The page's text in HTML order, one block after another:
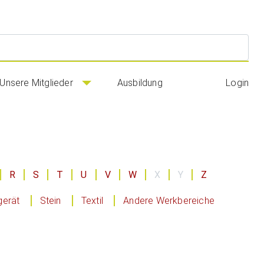
Unsere Mitglieder Ausbildung Login
R S T U V W X Y Z
Stein Textil Andere Werkbereiche